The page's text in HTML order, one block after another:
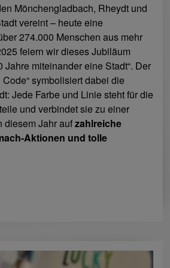
Mönchengladbach, Rheydt und
vereint – heute eine
274.000 Menschen aus mehr
feiern wir dieses Jubiläum
Jahre miteinander eine Stadt“. Der
symbolisiert dabei die
Jede Farbe und Linie steht für die
und verbindet sie zu einer
diesem Jahr aufzahlreiche
Aktionen und tolle